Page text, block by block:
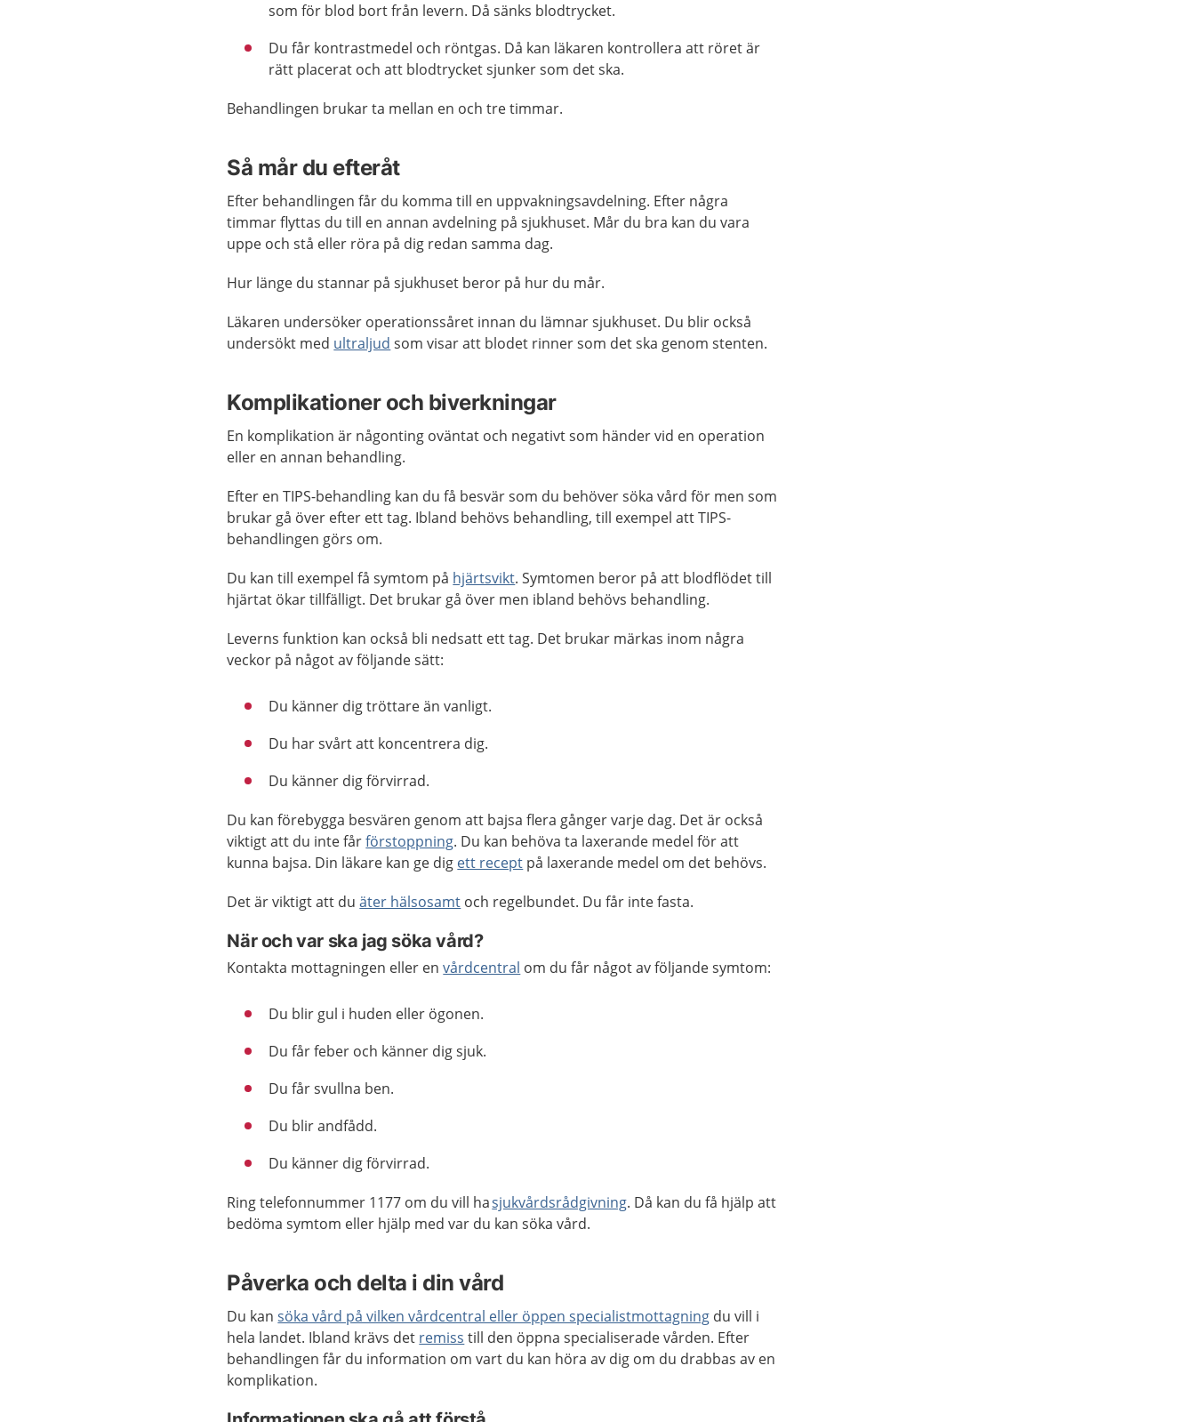
som för blod bort från levern. Då sänks blodtrycket.
Du får kontrastmedel och röntgas. Då kan läkaren kontrollera att röret är
rätt placerat och att blodtrycket sjunker som det ska.
Behandlingen brukar ta mellan en och tre timmar.
Så mår du efteråt
Efter behandlingen får du komma till en uppvakningsavdelning. Efter några
timmar flyttas du till en annan avdelning på sjukhuset. Mår du bra kan du vara
uppe och stå eller röra på dig redan samma dag.
Hur länge du stannar på sjukhuset beror på hur du mår.
Läkaren undersöker operationssåret innan du lämnar sjukhuset. Du blir också
undersökt med ultraljud som visar att blodet rinner som det ska genom stenten.
Komplikationer och biverkningar
En komplikation är någonting oväntat och negativt som händer vid en operation
eller en annan behandling.
Efter en TIPS-behandling kan du få besvär som du behöver söka vård för men som
brukar gå över efter ett tag. Ibland behövs behandling, till exempel att TIPS-
behandlingen görs om.
Du kan till exempel få symtom på hjärtsvikt. Symtomen beror på att blodflödet till
hjärtat ökar tillfälligt. Det brukar gå över men ibland behövs behandling.
Leverns funktion kan också bli nedsatt ett tag. Det brukar märkas inom några
veckor på något av följande sätt:
Du känner dig tröttare än vanligt.
Du har svårt att koncentrera dig.
Du känner dig förvirrad.
Du kan förebygga besvären genom att bajsa flera gånger varje dag. Det är också
viktigt att du inte fårförstoppning. Du kan behöva ta laxerande medel för att
kunna bajsa. Din läkare kan ge dig ett recept på laxerande medel om det behövs.
Det är viktigt att duäter hälsosamt och regelbundet. Du får inte fasta.
När och var ska jag söka vård?
Kontakta mottagningen eller envårdcentral om du får något av följande symtom:
Du blir gul i huden eller ögonen.
Du får feber och känner dig sjuk.
Du får svullna ben.
Du blir andfådd.
Du känner dig förvirrad.
Ring telefonnummer 1177 om du vill hasjukvårdsrådgivning. Då kan du få hjälp att
bedöma symtom eller hjälp med var du kan söka vård.
Påverka och delta i din vård
Du kansöka vård på vilken vårdcentral eller öppen specialistmottagning du vill i
hela landet. Ibland krävs det remiss till den öppna specialiserade vården. Efter
behandlingen får du information om vart du kan höra av dig om du drabbas av en
komplikation.